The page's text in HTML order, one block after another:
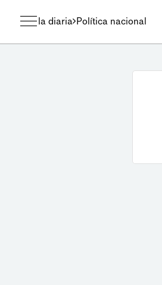
la diaria Política nacional